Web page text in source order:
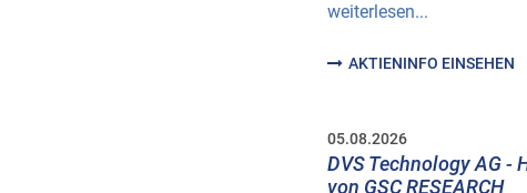
weiterlesen...
AKTIENINFO EINSEHEN
05.08.2026
DVS Technology AG -
von GSC RESEARCH